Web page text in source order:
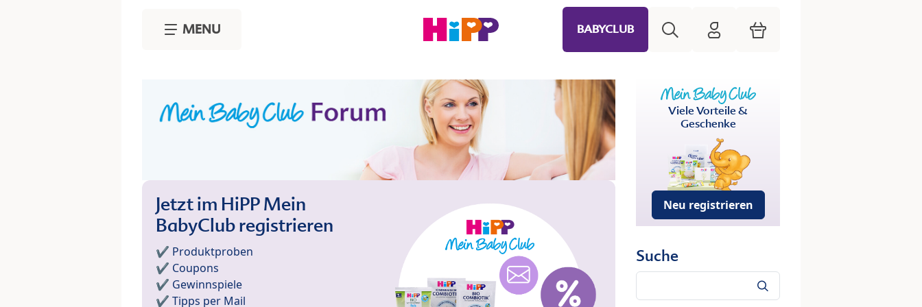
MENU BABYCLUB HiPP Mein Babyclub
Warenkorb
Jetzt im HiPP Mein
BabyClub registrieren
✔️ Produktproben
✔️ Coupons
✔️ Gewinnspiele
✔️ Tipps per Mail
Viele Vorteile &
Geschenke
Neu registrieren
Suche